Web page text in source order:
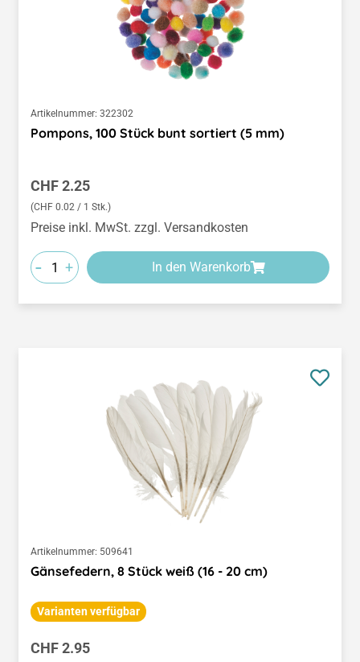
Artikelnummer: 322302
Pompons, 100 Stück bunt sortiert (5 mm)
Regulärer Preis:
CHF 2.25
(CHF 0.02 / 1 Stk.)
Preise inkl. MwSt. zzgl. Versandkosten
- + In den Warenkorb
Artikelnummer: 509641
Gänsefedern, 8 Stück weiß (16 - 20 cm)
Varianten verfügbar
Regulärer Preis:
CHF 2.95